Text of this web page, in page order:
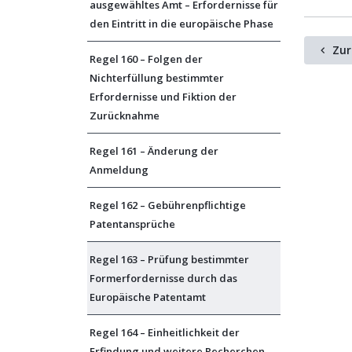
ausgewähltes Amt – Erfordernisse für
den Eintritt in die europäische Phase
Regel 160 – Folgen der
Nichterfüllung bestimmter
Erfordernisse und Fiktion der
Zurücknahme
Regel 161 – Änderung der
Anmeldung
Regel 162 – Gebührenpflichtige
Patentansprüche
Regel 163 – Prüfung bestimmter
Formerfordernisse durch das
Europäische Patentamt
Regel 164 – Einheitlichkeit der